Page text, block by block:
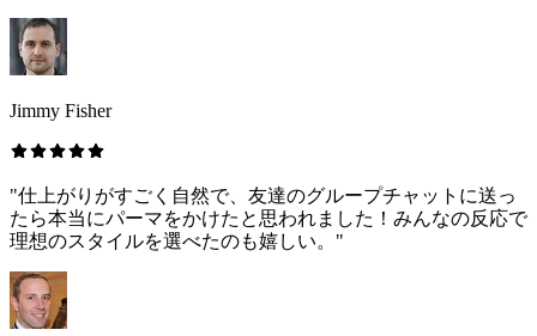
Jimmy Fisher
"仕上がりがすごく自然で、友達のグループチャットに送っ
たら本当にパーマをかけたと思われました！みんなの反応で
理想のスタイルを選べたのも嬉しい。"